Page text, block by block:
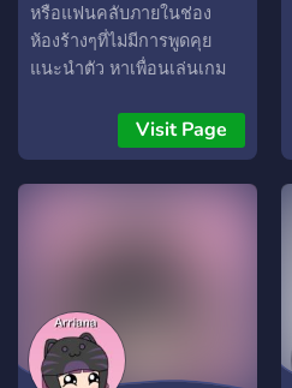
หรือแฟนคลับภายในช่อง
ห้องร้างๆที่ไม่มีการพูดคุย
แนะนำตัว หาเพื่อนเล่นเกม
ทุกคนคิดว่าไปนอนดีกว่า
หากท่านอยากเข้ามานอนก็
เชิญได้ที่:
Visit Page